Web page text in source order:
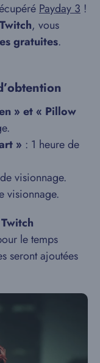
Payday 3 !
, vous
gratuites.
» et « Pillow
» : 1 heure de
visionnage.
visionnage.
Twitch
le temps
seront ajoutées